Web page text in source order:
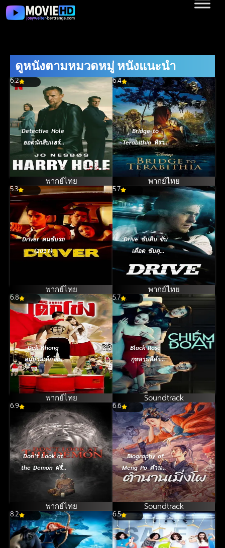
ดูหนังตามหมวดหมู่ หนังแนะนำ
6.2
Detective Hole
ยอดนักสืบแฮร์รี
โฮล (2026)
พากย์ไทย
6.4
Bridge to
Terabithia ทิราบี
เตีย สะพาน
มหัศจรรย์ (2007)
พากย์ไทย
5.3
Driver คนขับรถ
(2017)
พากย์ไทย
5.7
Drive ขับดิบ ขับ
เดือด ขับดุ
พากย์ไทย
6.8
Dek Khong
อนุบาลเด็กโข่ง
(2009)
พากย์ไทย
5.7
Black Rose
กุหลาบสีดำ
(2023)
Soundtrack
6.9
Don’t Look at
the Demon ฝรั่ง
เซ่นผี (2022)
พากย์ไทย
6.6
Biography of
Meng Po ตำนาน
เมิ่งโผ (2024)
Soundtrack
8.2 6.5